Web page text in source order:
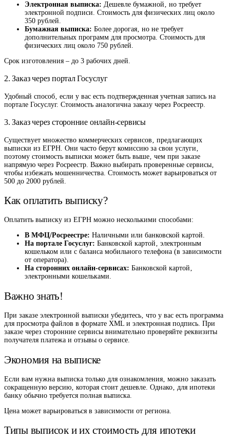
Электронная выписка: Дешевле бумажной‚ но требует
электронной подписи. Стоимость для физических лиц около
350 рублей.
Бумажная выписка: Более дорогая‚ но не требует
дополнительных программ для просмотра. Стоимость для
физических лиц около 750 рублей.
Срок изготовления – до 3 рабочих дней.
2. Заказ через портал Госуслуг
Удобный способ‚ если у вас есть подтвержденная учетная запись на
портале Госуслуг. Стоимость аналогична заказу через Росреестр.
3. Заказ через сторонние онлайн-сервисы
Существует множество коммерческих сервисов‚ предлагающих
выписки из ЕГРН. Они часто берут комиссию за свои услуги‚
поэтому стоимость выписки может быть выше‚ чем при заказе
напрямую через Росреестр. Важно выбирать проверенные сервисы‚
чтобы избежать мошенничества. Стоимость может варьироваться от
500 до 2000 рублей.
Как оплатить выписку?
Оплатить выписку из ЕГРН можно несколькими способами:
В МФЦ/Росреестре: Наличными или банковской картой.
На портале Госуслуг: Банковской картой‚ электронным
кошельком или с баланса мобильного телефона (в зависимости
от оператора).
На сторонних онлайн-сервисах: Банковской картой‚
электронными кошельками.
Важно знать!
При заказе электронной выписки убедитесь‚ что у вас есть программа
для просмотра файлов в формате XML и электронная подпись. При
заказе через сторонние сервисы внимательно проверяйте реквизиты
получателя платежа и отзывы о сервисе.
Экономия на выписке
Если вам нужна выписка только для ознакомления‚ можно заказать
сокращенную версию‚ которая стоит дешевле. Однако‚ для ипотеки
банку обычно требуется полная выписка.
Цена может варьироваться в зависимости от региона.
Типы выписок и их стоимость для ипотеки